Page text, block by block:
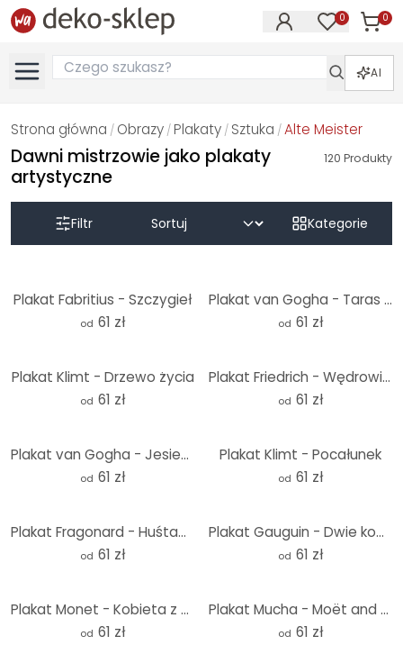
0 0
AI
Strona główna / Obrazy / Plakaty / Sztuka /Alte Meister
Dawni mistrzowie jako plakaty
artystyczne
120 Produkty
Filtr Kategorie
Plakat Fabritius - Szczygieł
od 61 zł
Plakat van Gogha - Taras kawiarni wieczorem
od 61 zł
Plakat Klimt - Drzewo życia
od 61 zł
Plakat Friedrich - Wędrowiec nad morzem mgły
od 61 zł
Plakat van Gogha - Jesienny kwiat migdałowca
od 61 zł
Plakat Klimt - Pocałunek
od 61 zł
Plakat Fragonard - Huśtawka
od 61 zł
Plakat Gauguin - Dwie kobiety z Tahiti
od 61 zł
Plakat Monet - Kobieta z parasolem - Madame Monet i jej syn
od 61 zł
Plakat Mucha - Moët and Chandon: Dry Imperial
od 61 zł